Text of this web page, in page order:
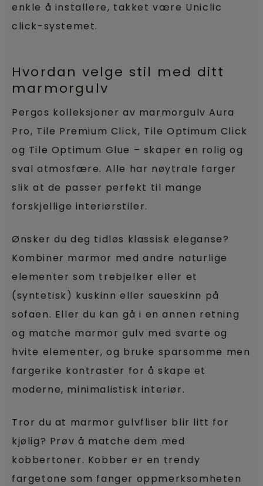
enkle å installere, takket være Uniclic
click-systemet.
Hvordan velge stil med ditt
marmorgulv
Pergos kolleksjoner av marmorgulv Aura
Pro, Tile Premium Click, Tile Optimum Click
og Tile Optimum Glue – skaper en rolig og
sval atmosfære. Alle har nøytrale farger
slik at de passer perfekt til mange
forskjellige interiørstiler.
Ønsker du deg tidløs klassisk eleganse?
Kombiner marmor med andre naturlige
elementer som trebjelker eller et
(syntetisk) kuskinn eller saueskinn på
sofaen. Eller du kan gå i en annen retning
og matche marmor gulv med svarte og
hvite elementer, og bruke sparsomme men
fargerike kontraster for å skape et
moderne, minimalistisk interiør.
Tror du at marmor gulvfliser blir litt for
kjølig? Prøv å matche dem med
kobbertoner. Kobber er en trendy
fargetone som fanger oppmerksomheten